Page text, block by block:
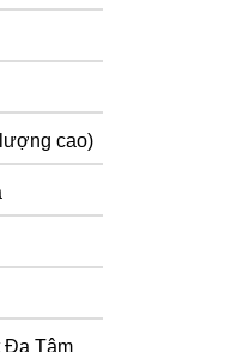
cao)
Đa Tâm